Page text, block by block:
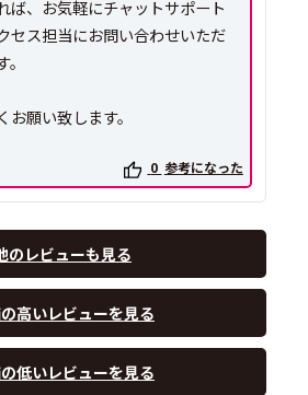
ば、お気軽にチャットサポート
セス担当にお問い合わせいただ
願い致します。
0 参考になった
のレビューも見る
高いレビューを見る
低いレビューを見る